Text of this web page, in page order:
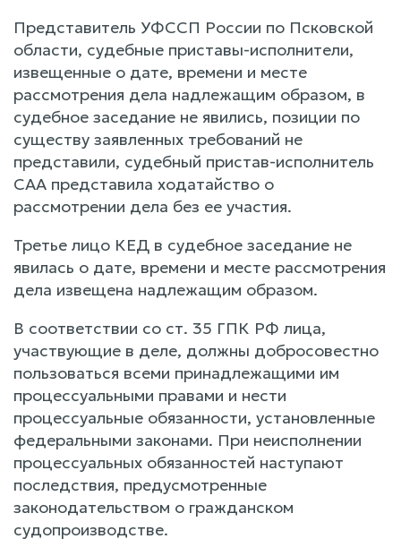
Представитель УФССП России по Псковской
области, судебные приставы-исполнители,
извещенные о дате, времени и месте
рассмотрения дела надлежащим образом, в
судебное заседание не явились, позиции по
существу заявленных требований не
представили, судебный пристав-исполнитель
САА представила ходатайство о
рассмотрении дела без ее участия.
Третье лицо КЕД в судебное заседание не
явилась о дате, времени и месте рассмотрения
дела извещена надлежащим образом.
В соответствии со ст. 35 ГПК РФ лица,
участвующие в деле, должны добросовестно
пользоваться всеми принадлежащими им
процессуальными правами и нести
процессуальные обязанности, установленные
федеральными законами. При неисполнении
процессуальных обязанностей наступают
последствия, предусмотренные
законодательством о гражданском
судопроизводстве.